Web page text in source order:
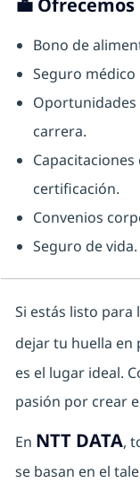
💼 Ofrecemos
Bono de
Seguro
carrera.
certificación.
Convenios
Seguro de vida.
Si estás listo
dejar tu huella en
es el lugar ideal.
pasión por crear
En NTT DATA,
se basan en el